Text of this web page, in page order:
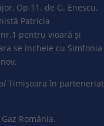
Op.11. de G. Enescu.
Patricia
pentru vioară și
se încheie cu Simfonia
Timișoara în parteneriat
România.